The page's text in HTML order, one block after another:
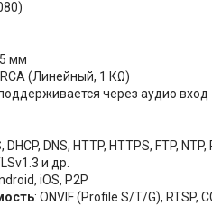
мм
(Линейный, 1 КΩ)
через аудио вход
DHCP, DNS, HTTP, HTTPS, FTP,
и др.
iOS, P2P
: ONVIF (Profile S/T/G), RTSP,